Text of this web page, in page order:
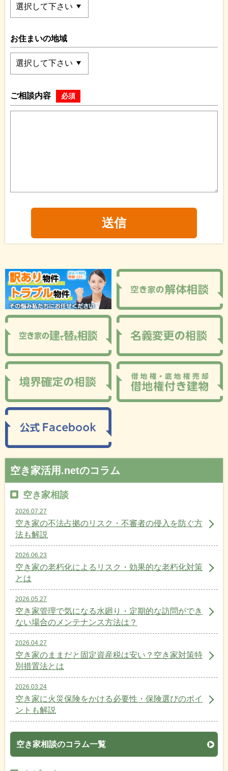
お住まいの地域
ご相談内容 必須
送信
空き家活用.netのコラム
空き家相談
2026.07.27
空き家の不法占拠のリスク・不審者の侵入を防ぐ方
法も解説
2026.06.23
空き家の老朽化によるリスク・効果的な老朽化対策
とは
2026.05.27
空き家管理で気になる水廻り・定期的な訪問ができ
ない場合のメンテナンス方法は？
2026.04.27
空き家のままだと固定資産税は安い？空き家対策特
別措置法とは
2026.03.24
空き家に火災保険をかける必要性・保険選びのポイ
ントも解説
空き家相談のコラム一覧